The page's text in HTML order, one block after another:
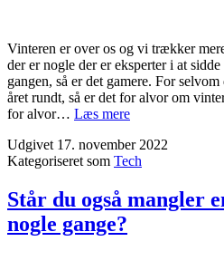
ret
Vinteren er over os og vi trækker
der er nogle der er eksperter i at
gangen, så er det gamere. For
året rundt, så er det for alvor om
for alvor… Læs mereGode
til
valg
gaming
pc
Udgivet 17. november 2022
Kategoriseret som Tech
Står du også mangler
nogle gange?